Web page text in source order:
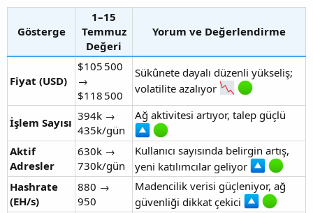
Gösterge
1–15
Temmuz
Değeri
Yorum ve Değerlendirme
Fiyat (USD)
$105 500
→
$118 500
Sükûnete dayalı düzenli yükseliş;
volatilite azalıyor
İşlem Sayısı 394k →
435k/gün
Ağ aktivitesi artıyor, talep güçlü
Aktif
Adresler
630k →
730k/gün
Kullanıcı sayısında belirgin artış,
yeni katılımcılar geliyor
Hashrate
(EH/s)
880 →
950
Madencilik verisi güçleniyor, ağ
güvenliği dikkat çekici